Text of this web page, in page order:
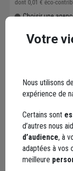
dont 0,01 € éco-
Choisir une
Points
Votre
Nous utilisons
expérience de
Certains sont
d’autres nous
d’audience, à
adaptées à vos
meilleure